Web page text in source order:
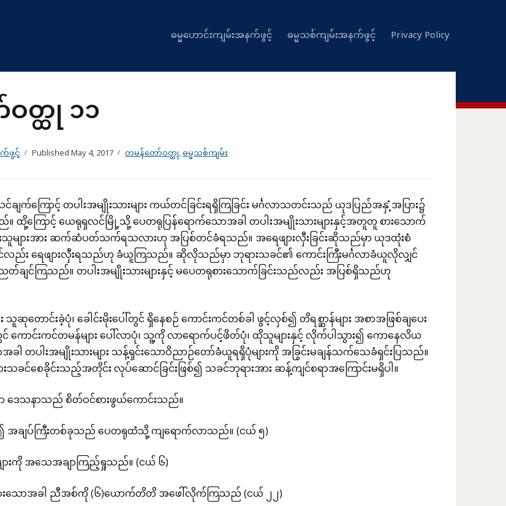
ဓမ္မဟောင်းကျမ်းအနက်ဖွင့် ဓမ္မသစ်ကျမ်းအနက်ဖွင့် Privacy Policy
တ္ထု ၁၁
ဖွင့် PublishedMay 4, 2017 တမန်တော်ဝတ္ထု,ဓမ္မသစ်ကျမ်း
က်ကြောင့် တပါးအမျိုးသားများ ကယ်တင်ခြင်းရရှိကြခြင်း မင်္ဂလာသတင်းသည် ယုဒပြည်အနှံ့အပြား၌
။ ထို့ကြောင့် ယေရုရှလင်မြို့သို့ ပေတရုပြန်ရောက်သောအခါ တပါးအမျိုးသားများနှင့်အတူတူ စားသောက်
းသူများအား ဆက်ဆံပတ်သက်ရသလားဟု အပြစ်တင်ခံရသည်။ အရေဖျားလှီးခြင်းဆိုသည်မှာ ယုဒထုံးစံ
င်လည်း ရေဖျားလှီးရသည်ဟု ခံယူကြသည်။ ဆိုလိုသည်မှာ ဘုရားသခင်၏ ကောင်းကြီးမင်္ဂလာခံယူလိုလျှင်
ချင်ကြသည်။ တပါးအမျိုးသားများနှင့် မပေတရုစားသောက်ခြင်းသည်လည်း အပြစ်ရှိသည်ဟု
ောင်းခဲ့ပုံ၊ ခေါင်းမိုးပေါ်တွင် ရှိနေစဉ် ကောင်းကင်တစ်ခါ ဖွင့်လှစ်၍ တိရစ္ဆာန်များ အစာအဖြစ်ချပေး
ောင်းကင်တမန်များ ပေါ်လာပုံ၊ သူ့ကို လာရောက်ပင့်ဖိတ်ပုံ၊ ထိုသူများနှင့် လိုက်ပါသွား၍ ကောနေလိယ
ါ တပါးအမျိုးသားများ သန့်ရှင်းသောဝိညာဉ်တော်ခံယူရရှိပုံများကို အခြွင်းမချန်သက်သေခံရှင်းပြသည်။
သခင်စေခိုင်းသည့်အတိုင်း လုပ်ဆောင်ခြင်းဖြစ်၍ သခင်ဘုရားအား ဆန့်ကျင်စရာအကြောင်းမရှိပါ။
ဒေသနာသည် စိတ်ဝင်စားဖွယ်ကောင်းသည်။
၍ အချပ်ကြီးတစ်ခုသည် ပေတရုထံသို့ ကျရောက်လာသည်။ (ငယ် ၅)
ားကို အသေအချာကြည့်ရှုသည်။ (ငယ် ၆)
းသောအခါ ညီအစ်ကို (၆)ယောက်တိတိ အဖေါ်လိုက်ကြသည် (ငယ် ၂၂)